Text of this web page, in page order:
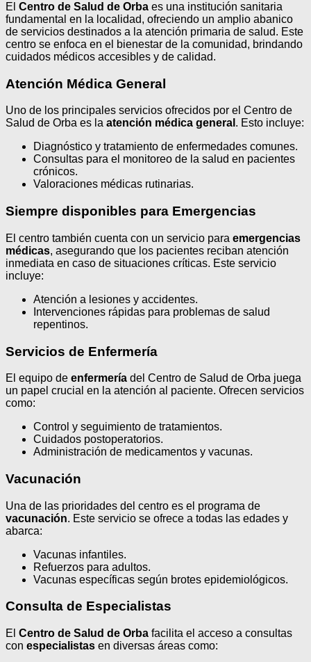
El Centro de Salud de Orba es una institución sanitaria
fundamental en la localidad, ofreciendo un amplio abanico
de servicios destinados a la atención primaria de salud. Este
centro se enfoca en el bienestar de la comunidad, brindando
cuidados médicos accesibles y de calidad.
Atención Médica General
Uno de los principales servicios ofrecidos por el Centro de
Salud de Orba es la atención médica general . Esto incluye:
Diagnóstico y tratamiento de enfermedades comunes.
Consultas para el monitoreo de la salud en pacientes
crónicos.
Valoraciones médicas rutinarias.
Siempre disponibles para Emergencias
El centro también cuenta con un servicio para emergencias
médicas, asegurando que los pacientes reciban atención
inmediata en caso de situaciones críticas. Este servicio
incluye:
Atención a lesiones y accidentes.
Intervenciones rápidas para problemas de salud
repentinos.
Servicios de Enfermería
El equipo de enfermería del Centro de Salud de Orba juega
un papel crucial en la atención al paciente. Ofrecen servicios
como:
Control y seguimiento de tratamientos.
Cuidados postoperatorios.
Administración de medicamentos y vacunas.
Vacunación
Una de las prioridades del centro es el programa de
vacunación. Este servicio se ofrece a todas las edades y
abarca:
Vacunas infantiles.
Refuerzos para adultos.
Vacunas específicas según brotes epidemiológicos.
Consulta de Especialistas
El Centro de Salud de Orba facilita el acceso a consultas
con especialistas en diversas áreas como: